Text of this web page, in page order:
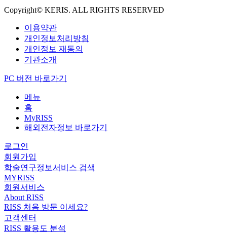
Copyright© KERIS. ALL RIGHTS RESERVED
이용약관
개인정보처리방침
개인정보 재동의
기관소개
PC 버전 바로가기
메뉴
홈
MyRISS
해외전자정보 바로가기
로그인
회원가입
학술연구정보서비스 검색
MYRISS
회원서비스
About RISS
RISS 처음 방문 이세요?
고객센터
RISS 활용도 분석